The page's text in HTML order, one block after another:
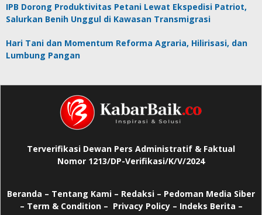
IPB Dorong Produktivitas Petani Lewat Ekspedisi Patriot,
Salurkan Benih Unggul di Kawasan Transmigrasi
Hari Tani dan Momentum Reforma Agraria, Hilirisasi, dan
Lumbung Pangan
Terverifikasi Dewan Pers Administratif & Faktual
Nomor 1213/DP-Verifikasi/K/V/2024
Beranda – Tentang Kami – Redaksi – Pedoman Media Siber
– Term & Condition – Privacy Policy– Indeks Berita –